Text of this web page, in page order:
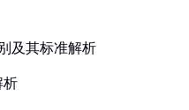
及其标准解析
析